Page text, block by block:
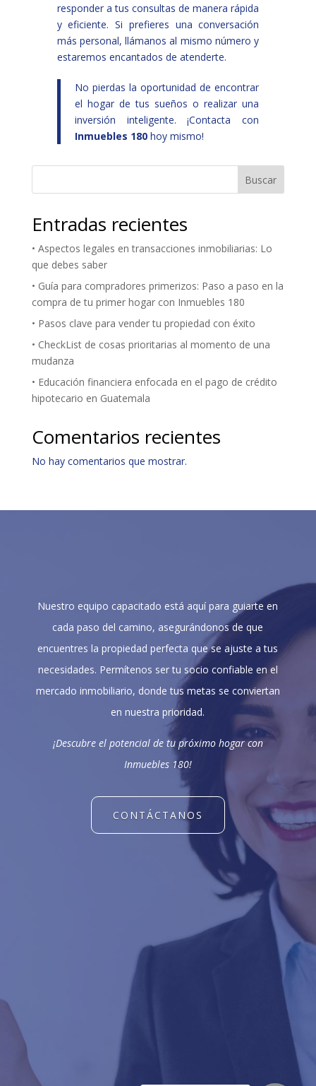
responder a tus consultas de manera rápida
y eficiente. Si prefieres una conversación
más personal, llámanos al mismo número y
estaremos encantados de atenderte.
No pierdas la oportunidad de encontrar
el hogar de tus sueños o realizar una
inversión inteligente. ¡Contacta con
Inmuebles 180hoy mismo!
Buscar
Entradas recientes
• Aspectos legales en transacciones inmobiliarias: Lo
que debes saber
• Guía para compradores primerizos: Paso a paso en la
compra de tu primer hogar con Inmuebles 180
• Pasos clave para vender tu propiedad con éxito
• CheckList de cosas prioritarias al momento de una
mudanza
• Educación financiera enfocada en el pago de crédito
hipotecario en Guatemala
Comentarios recientes
No hay comentarios que mostrar.
Nuestro equipo capacitado está aquí para guiarte en
cada paso del camino, asegurándonos de que
encuentres la propiedad perfecta que se ajuste a tus
necesidades. Permítenos ser tu socio confiable en el
mercado inmobiliario, donde tus metas se conviertan
en nuestra prioridad.
¡Descubre el potencial de tu próximo hogar con
Inmuebles 180!
CONTÁCTANOS